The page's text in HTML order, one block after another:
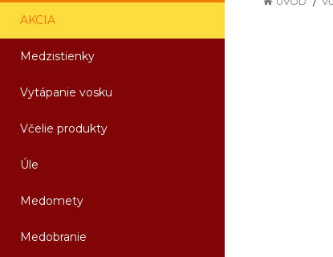
AKCIA
Medzistienky
Vytápanie vosku
Včelie produkty
Úle
Medomety
Medobranie